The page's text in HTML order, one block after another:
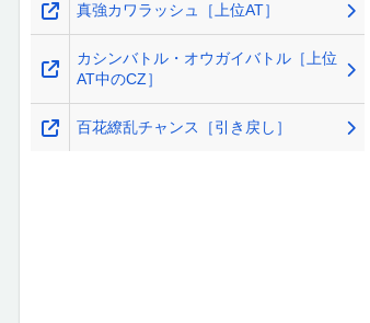
真強カワラッシュ［上位AT］
カシンバトル・オウガイバトル［上位
AT中のCZ］
百花繚乱チャンス［引き戻し］